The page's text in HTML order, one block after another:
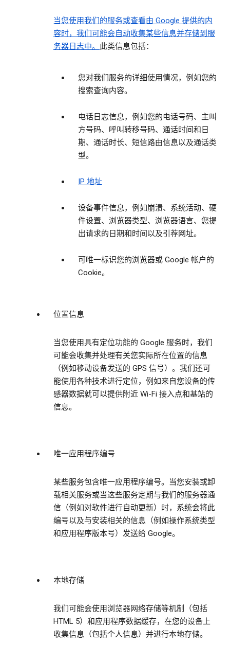
当您使用我们的服务或查看由 Google 提供的内
容时，我们可能会自动收集某些信息并存储到服
务器日志中。 此类信息包括：
您对我们服务的详细使用情况，例如您的
搜索查询内容。
电话日志信息，例如您的电话号码、主叫
方号码、呼叫转移号码、通话时间和日
期、通话时长、短信路由信息以及通话类
型。
IP 地址
设备事件信息，例如崩溃、系统活动、硬
件设置、浏览器类型、浏览器语言、您提
出请求的日期和时间以及引荐网址。
可唯一标识您的浏览器或 Google 帐户的
Cookie。
位置信息
当您使用具有定位功能的 Google 服务时，我们
可能会收集并处理有关您实际所在位置的信息
（例如移动设备发送的 GPS 信号）。我们还可
能使用各种技术进行定位，例如来自您设备的传
感器数据就可以提供附近 Wi-Fi 接入点和基站的
信息。
唯一应用程序编号
某些服务包含唯一应用程序编号。当您安装或卸
载相关服务或当这些服务定期与我们的服务器通
信（例如对软件进行自动更新）时，系统会将此
编号以及与安装相关的信息（例如操作系统类型
和应用程序版本号）发送给 Google。
本地存储
我们可能会使用浏览器网络存储等机制（包括
HTML 5）和应用程序数据缓存，在您的设备上
收集信息（包括个人信息）并进行本地存储。